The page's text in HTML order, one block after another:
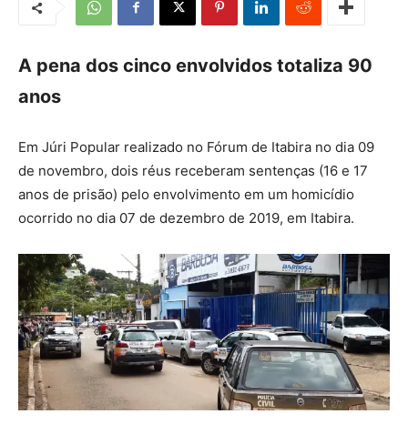
A pena dos cinco envolvidos totaliza 90
anos
Em Júri Popular realizado no Fórum de Itabira no dia 09
de novembro, dois réus receberam sentenças (16 e 17
anos de prisão) pelo envolvimento em um homicídio
ocorrido no dia 07 de dezembro de 2019, em Itabira.